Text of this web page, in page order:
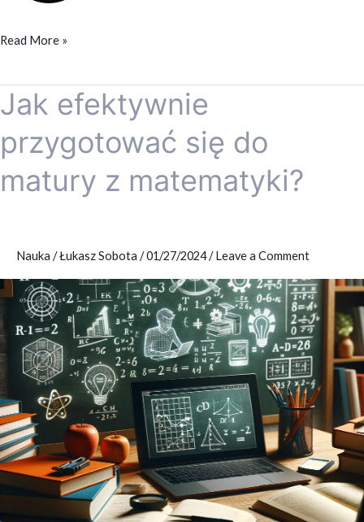
Read More »
Jak efektywnie
przygotować się do
matury z matematyki?
Nauka /Łukasz Sobota /01/27/2024/Leave a Comment
Jak
efektywnie
przygotować
się
do
matematyki?